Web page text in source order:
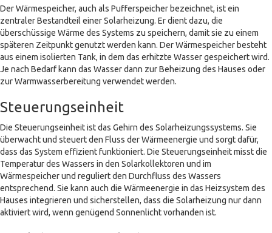
Der Wärmespeicher, auch als Pufferspeicher bezeichnet, ist ein
zentraler Bestandteil einer Solarheizung. Er dient dazu, die
überschüssige Wärme des Systems zu speichern, damit sie zu einem
späteren Zeitpunkt genutzt werden kann. Der Wärmespeicher besteht
aus einem isolierten Tank, in dem das erhitzte Wasser gespeichert wird.
Je nach Bedarf kann das Wasser dann zur Beheizung des Hauses oder
zur Warmwasserbereitung verwendet werden.
Steuerungseinheit
Die Steuerungseinheit ist das Gehirn des Solarheizungssystems. Sie
überwacht und steuert den Fluss der Wärmeenergie und sorgt dafür,
dass das System effizient funktioniert. Die Steuerungseinheit misst die
Temperatur des Wassers in den Solarkollektoren und im
Wärmespeicher und reguliert den Durchfluss des Wassers
entsprechend. Sie kann auch die Wärmeenergie in das Heizsystem des
Hauses integrieren und sicherstellen, dass die Solarheizung nur dann
aktiviert wird, wenn genügend Sonnenlicht vorhanden ist.